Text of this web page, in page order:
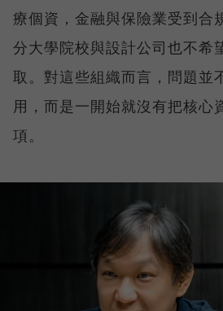
療個資，金融與保險業受到合
分大學院校與設計公司也不希
取。對這些組織而言，問題並
用，而是一開始就沒有把核心
項。